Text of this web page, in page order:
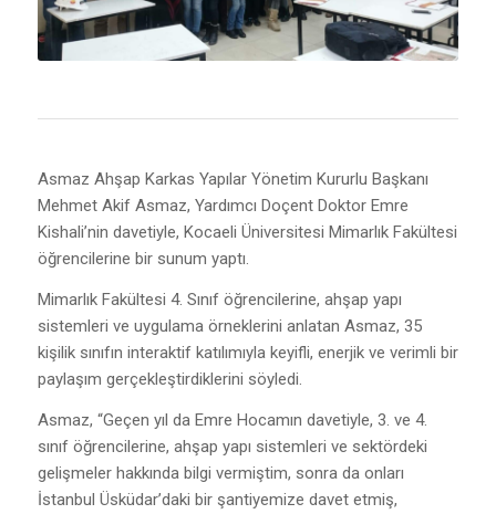
Asmaz Ahşap Karkas Yapılar Yönetim Kururlu Başkanı
Mehmet Akif Asmaz, Yardımcı Doçent Doktor Emre
Kishali’nin davetiyle, Kocaeli Üniversitesi Mimarlık Fakültesi
öğrencilerine bir sunum yaptı.
Mimarlık Fakültesi 4. Sınıf öğrencilerine, ahşap yapı
sistemleri ve uygulama örneklerini anlatan Asmaz, 35
kişilik sınıfın interaktif katılımıyla keyifli, enerjik ve verimli bir
paylaşım gerçekleştirdiklerini söyledi.
Asmaz, “Geçen yıl da Emre Hocamın davetiyle, 3. ve 4.
sınıf öğrencilerine, ahşap yapı sistemleri ve sektördeki
gelişmeler hakkında bilgi vermiştim, sonra da onları
İstanbul Üsküdar’daki bir şantiyemize davet etmiş,